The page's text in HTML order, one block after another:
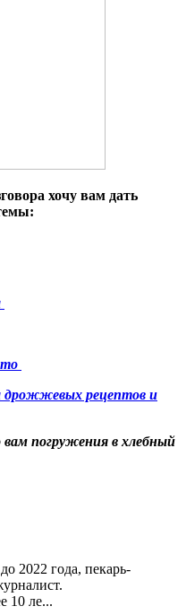
хочу вам дать
дрожжевых рецептов и
вам погружения в хлебный
2022 года, пекарь-
10 ле...